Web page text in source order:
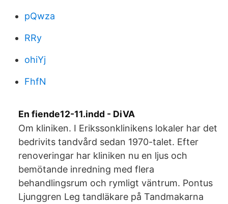
pQwza
RRy
ohiYj
FhfN
En fiende12-11.indd - DiVA
Om kliniken. I Erikssonklinikens lokaler har det
bedrivits tandvård sedan 1970-talet. Efter
renoveringar har kliniken nu en ljus och
bemötande inredning med flera
behandlingsrum och rymligt väntrum. Pontus
Ljunggren Leg tandläkare på Tandmakarna